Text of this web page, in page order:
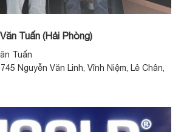
Tuấn (Hải Phòng)
Tuấn
Nguyễn Văn Linh, Vĩnh Niệm, Lê Chân,